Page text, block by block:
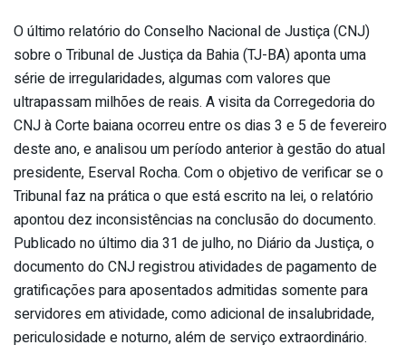
O último relatório do Conselho Nacional de Justiça (CNJ)
sobre o Tribunal de Justiça da Bahia (TJ-BA) aponta uma
série de irregularidades, algumas com valores que
ultrapassam milhões de reais. A visita da Corregedoria do
CNJ à Corte baiana ocorreu entre os dias 3 e 5 de fevereiro
deste ano, e analisou um período anterior à gestão do atual
presidente, Eserval Rocha. Com o objetivo de verificar se o
Tribunal faz na prática o que está escrito na lei, o relatório
apontou dez inconsistências na conclusão do documento.
Publicado no último dia 31 de julho, no Diário da Justiça, o
documento do CNJ registrou atividades de pagamento de
gratificações para aposentados admitidas somente para
servidores em atividade, como adicional de insalubridade,
periculosidade e noturno, além de serviço extraordinário.